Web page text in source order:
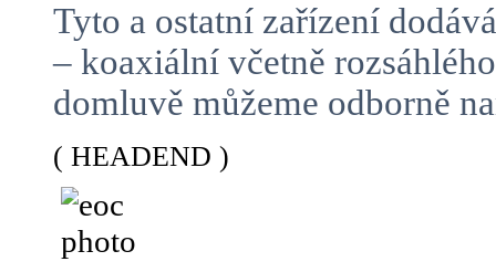
Tyto a ostatní zařízení
– koaxiální včetně
domluvě můžeme odborně
( HEADEND )